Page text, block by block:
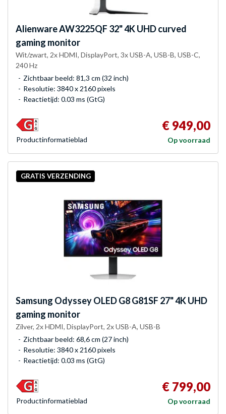
AlienwareAW3225QF 32" 4K UHD curved
gaming monitor
Wit/zwart, 2x HDMI, DisplayPort, 3x USB-A, USB-B, USB-C,
240 Hz
Zichtbaar beeld: 81,3 cm (32 inch)
Resolutie: 3840 x 2160 pixels
Reactietijd: 0.03 ms (GtG)
€ 949,00
Op voorraad
Product­informatieblad
GRATIS VERZENDING
Samsung Odyssey OLED G8 G81SF 27" 4K UHD
gaming monitor
Zilver, 2x HDMI, DisplayPort, 2x USB-A, USB-B
Zichtbaar beeld: 68,6 cm (27 inch)
Resolutie: 3840 x 2160 pixels
Reactietijd: 0.03 ms (GtG)
€ 799,00
Op voorraad
Product­informatieblad